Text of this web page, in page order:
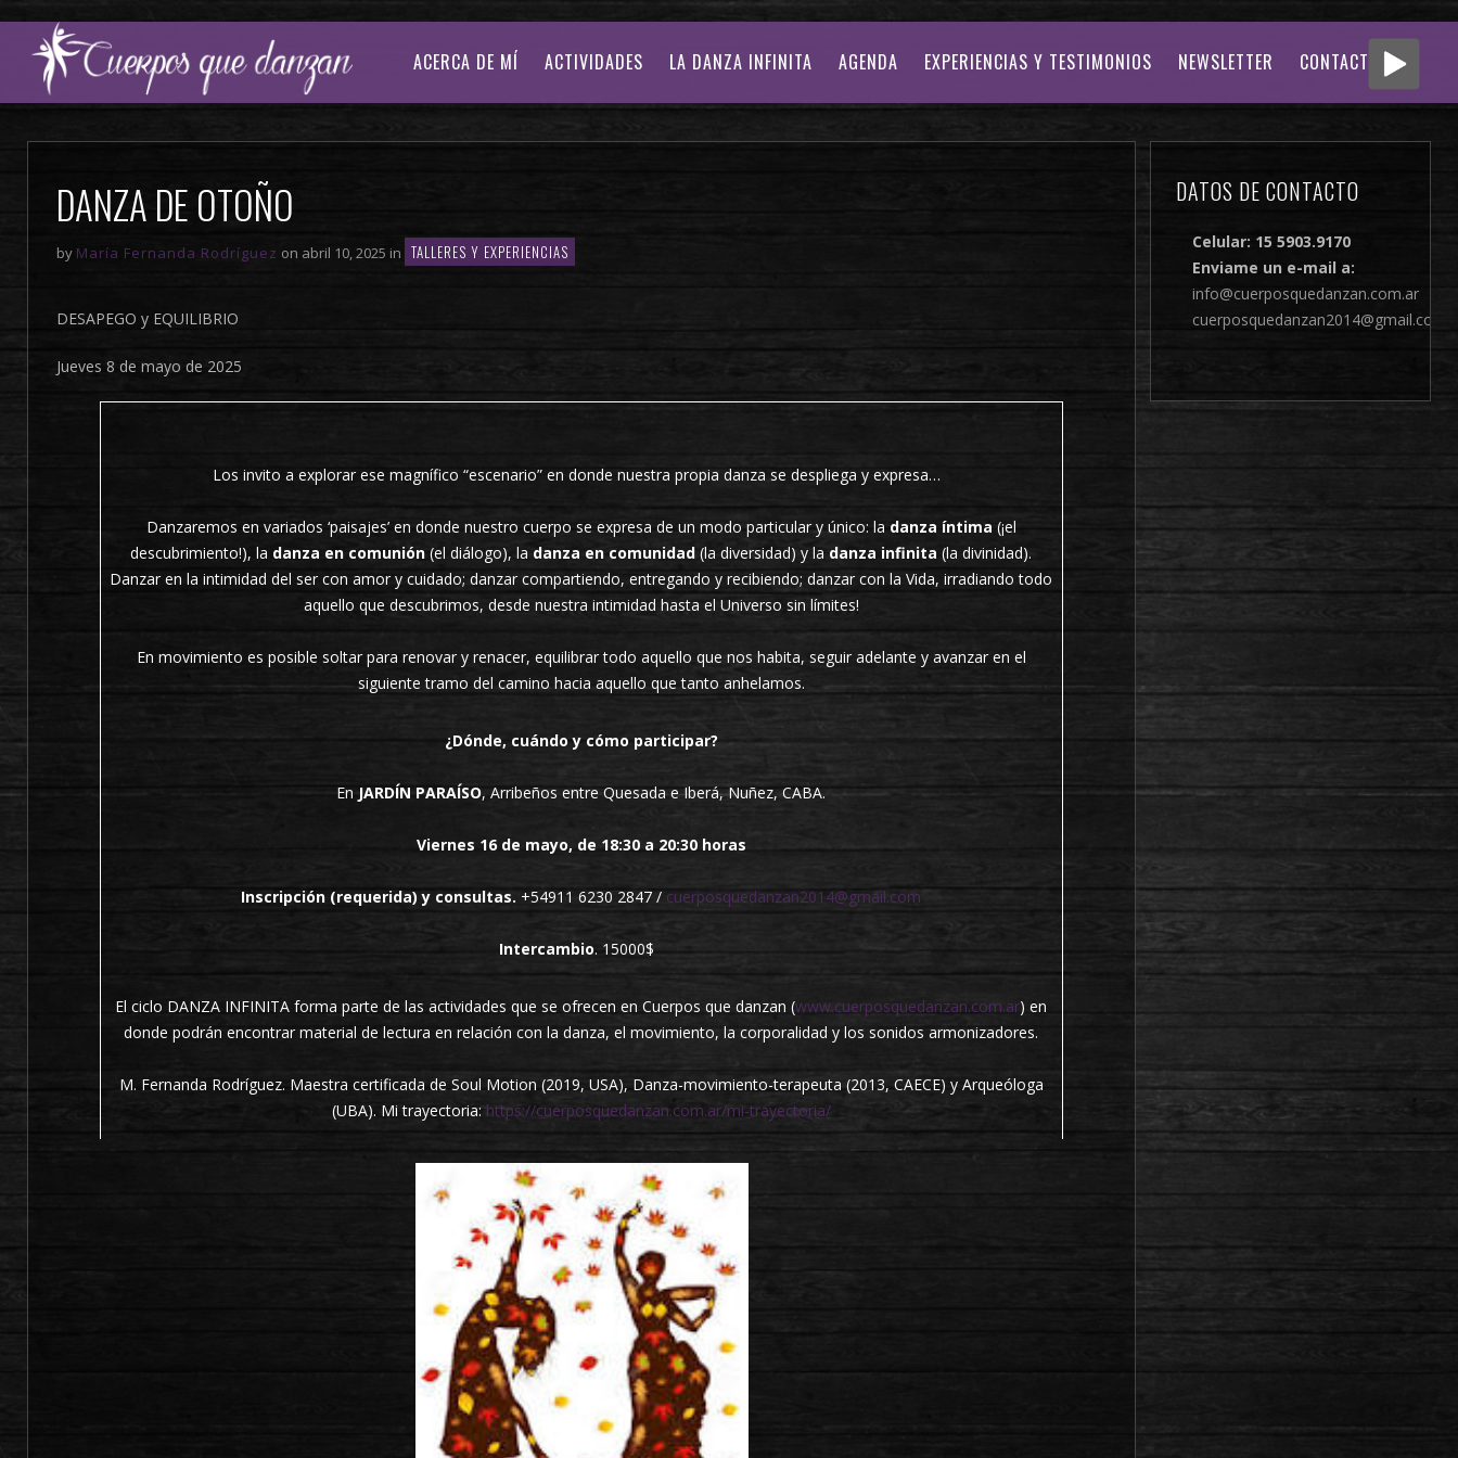
ACERCA DE MÍ ACTIVIDADES LA DANZA INFINITA AGENDA EXPERIENCIAS Y TESTIMONIOS NEWSLETTER CONTACTO
DANZA DE OTOÑO
by María Fernanda Rodríguez on abril 10, 2025 in TALLERES Y EXPERIENCIAS
DESAPEGO y EQUILIBRIO
Jueves 8 de mayo de 2025
Los invito a explorar ese magnífico “escenario” en donde nuestra propia danza se despliega y expresa…
Danzaremos en variados ‘paisajes’ en donde nuestro cuerpo se expresa de un modo particular y único: la danza íntima (¡el
descubrimiento!), la danza en comunión (el diálogo), la danza en comunidad (la diversidad) y la danza infinita (la divinidad).
Danzar en la intimidad del ser con amor y cuidado; danzar compartiendo, entregando y recibiendo; danzar con la Vida, irradiando todo
aquello que descubrimos, desde nuestra intimidad hasta el Universo sin límites!
En movimiento es posible soltar para renovar y renacer, equilibrar todo aquello que nos habita, seguir adelante y avanzar en el
siguiente tramo del camino hacia aquello que tanto anhelamos.
¿Dónde, cuándo y cómo participar?
En JARDÍN PARAÍSO, Arribeños entre Quesada e Iberá, Nuñez, CABA.
Viernes 16 de mayo, de 18:30 a 20:30 horas
Inscripción (requerida) y consultas. +54911 6230 2847 / cuerposquedanzan2014@gmail.com
Intercambio. 15000$
El ciclo DANZA INFINITA forma parte de las actividades que se ofrecen en Cuerpos que danzan (www.cuerposquedanzan.com.ar) en
donde podrán encontrar material de lectura en relación con la danza, el movimiento, la corporalidad y los sonidos armonizadores.
M. Fernanda Rodríguez. Maestra certificada de Soul Motion (2019, USA), Danza-movimiento-terapeuta (2013, CAECE) y Arqueóloga
(UBA). Mi trayectoria: https://cuerposquedanzan.com.ar/mi-trayectoria/
DATOS DE CONTACTO
Celular: 15 5903.9170
Enviame un e-mail a:
info@cuerposquedanzan.com.ar
cuerposquedanzan2014@gmail.com